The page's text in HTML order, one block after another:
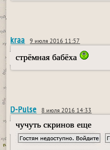
kraa 9 июля 2016 11:57
стрёмная бабёха
D-Pulse 8 июля 2016 14:33
чучуть скринов еще